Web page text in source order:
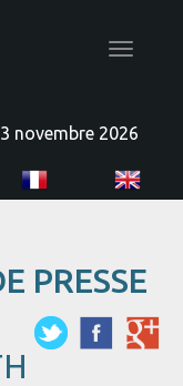
Toggle
novembre 2026
PRESSE